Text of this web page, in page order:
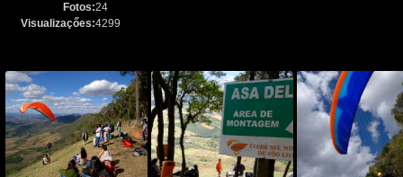
Fotos:24
Visualizaçőes:4299